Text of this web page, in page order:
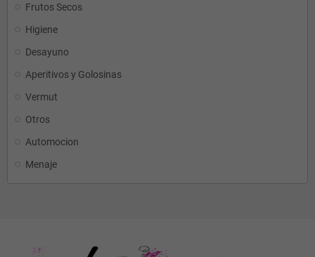
Frutos Secos
Higiene
Desayuno
Aperitivos y Golosinas
Vermut
Otros
Automocion
Menaje